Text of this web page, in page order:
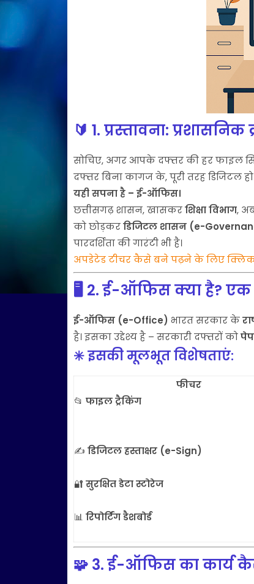
🔰 1. प्रस्तावना:
सोचिए, अगर आपके दफ्तर की हर फाइल
दफ्तर बिना कागज के, पूरी तरह डिजिटल हो
यही सपना है – ई-ऑफिस।
छत्तीसगढ़ शासन, खासकरशिक्षा विभाग,
को छोड़करडिजिटल शासन (e-
पारदर्शिता की गारंटी भी है।
अपडेटेड टीचर कैसे बने पढ़ने के लिए
🖥️ 2. ई-ऑफिस क्या है?
ई-ऑफिस (e-Office) भारत सरकार के
है। इसका उद्देश्य है – सरकारी दफ्तरों को
✳️ इसकी मूलभूत विशेषताएं:
फीचर
📂 फाइल ट्रैकिंग
✍️ डिजिटल हस्ताक्षर (e-Sign)
🔐 सुरक्षित डेटा स्टोरेज
📊 रिपोर्टिंग डैशबोर्ड
🧩 3. ई-ऑफिस का कार्य